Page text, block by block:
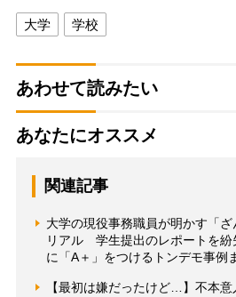
大学 学校
あわせて読みたい
あなたにオススメ
関連記事
大学の現役事務職員が明かす「
リアル 学生提出のレポートを紛
に「A＋」をつけるトンデモ事例
【最初は嫌だったけど…】不本